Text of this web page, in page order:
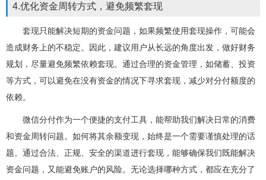
4.优化资金周转方式，避免频繁套现
套现只能解决短期的资金问题，如果频繁使用套现操作，可能会
造成财务上的不稳定。因此，建议用户从长远的角度出发，做好财务
规划，尽量避免频繁依赖套现。通过合理的资金管理，如储蓄、投资
等方式，可以避免在没有资金的情况下寻求套现，减少对分付额度的
依赖。
微信分付作为一个便捷的支付工具，能帮助我们解决日常的消费
和资金周转问题。如何将其余额变现，始终是一个需要谨慎处理的话
题。通过合法、正规、安全的渠道进行套现，能够确保我们既能解决
资金问题，又能避免账户的风险。无论选择哪种方式，都应在充分了